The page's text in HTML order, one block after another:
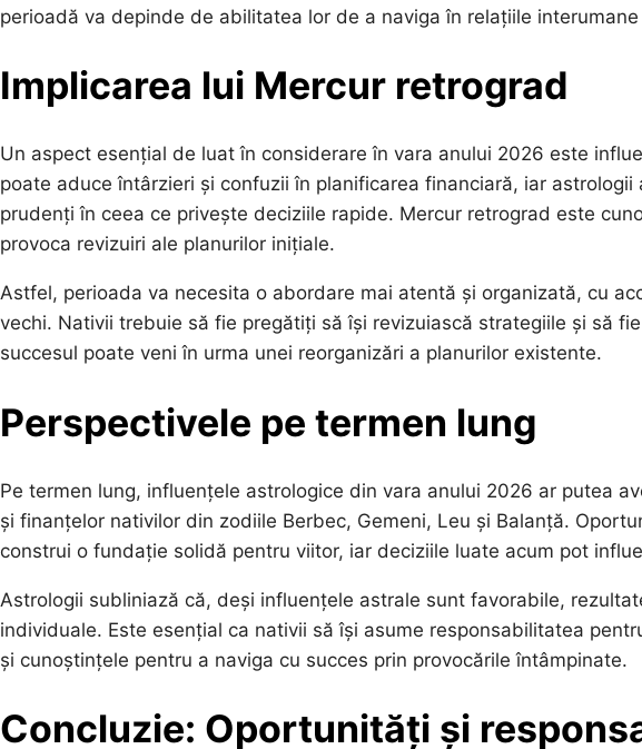
perioadă va depinde de abilitatea lor de a naviga în relațiile
Implicarea lui Mercur retrograd
Un aspect esențial de luat în considerare în vara anului 2026 este
poate aduce întârzieri și confuzii în planificarea financiară, iar
prudenți în ceea ce privește deciziile rapide. Mercur retrograd este
provoca revizuiri ale planurilor inițiale.
Astfel, perioada va necesita o abordare mai atentă și organizată, cu
vechi. Nativii trebuie să fie pregătiți să își revizuiască strategiile și să
succesul poate veni în urma unei reorganizări a planurilor existente.
Perspectivele pe termen lung
Pe termen lung, influențele astrologice din vara anului 2026 ar putea
și finanțelor nativilor din zodiile Berbec, Gemeni, Leu și Balanță.
construi o fundație solidă pentru viitor, iar deciziile luate acum pot
Astrologii subliniază că, deși influențele astrale sunt favorabile,
individuale. Este esențial ca nativii să își asume responsabilitatea
și cunoștințele pentru a naviga cu succes prin provocările întâmpinate.
Concluzie: Oportunități și